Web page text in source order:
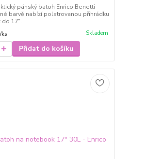
pánský batoh Enrico Benetti
barvě nabízí polstrovanou přihrádku
17".
/ks Skladem
Přidat do košíku